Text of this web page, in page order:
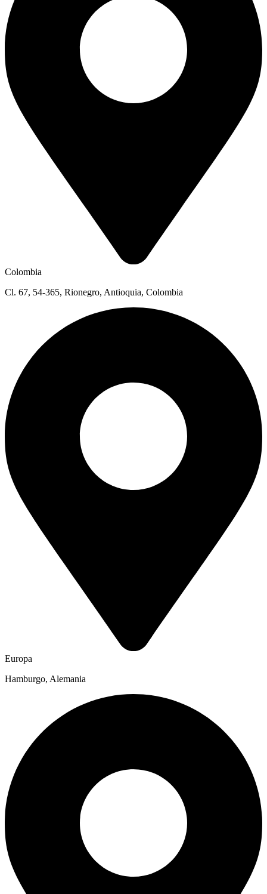
Colombia
Cl. 67, 54-365, Rionegro, Antioquia, Colombia
Europa
Hamburgo, Alemania